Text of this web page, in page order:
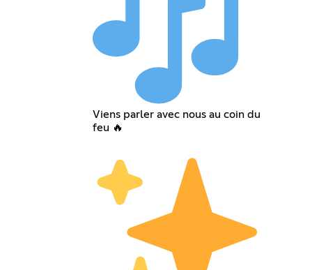
Viens parler avec nous au coin du
feu 🔥